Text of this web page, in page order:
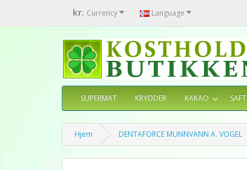
kr. Currency Language
SUPERMAT KRYDDER KAKAO SAFT
Hjem DENTAFORCE MUNNVANN A. VOGEL